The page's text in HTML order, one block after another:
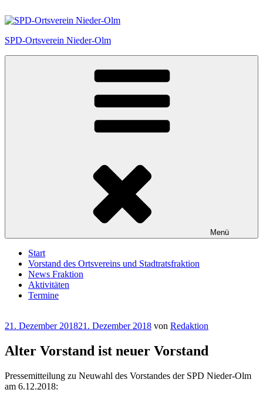
Inhalt
SPD-Ortsverein Nieder-Olm
Menü
Start
Vorstand des Ortsvereins und Stadtratsfraktion
News Fraktion
Aktivitäten
Termine
Veröffentlicht
21. Dezember 201821. Dezember 2018 von Redaktion
Alter Vorstand ist neuer Vorstand
Pressemitteilung zu Neuwahl des Vorstandes der SPD Nieder-Olm
am 6.12.2018: